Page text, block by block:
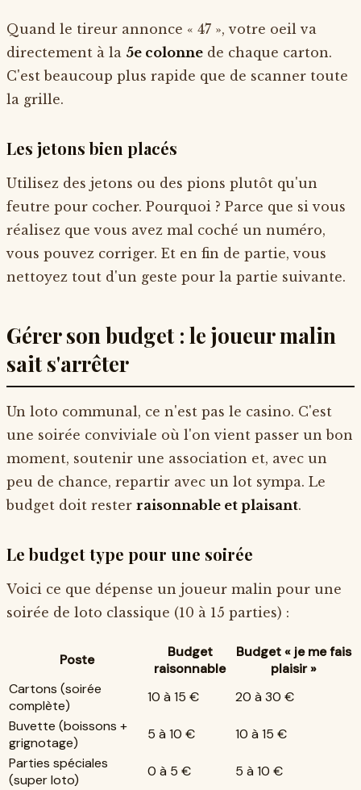
Quand le tireur annonce « 47 », votre oeil va
directement à la 5e colonne de chaque carton.
C'est beaucoup plus rapide que de scanner toute
la grille.
Les jetons bien placés
Utilisez des jetons ou des pions plutôt qu'un
feutre pour cocher. Pourquoi ? Parce que si vous
réalisez que vous avez mal coché un numéro,
vous pouvez corriger. Et en fin de partie, vous
nettoyez tout d'un geste pour la partie suivante.
Gérer son budget : le joueur malin
sait s'arrêter
Un loto communal, ce n'est pas le casino. C'est
une soirée conviviale où l'on vient passer un bon
moment, soutenir une association et, avec un
peu de chance, repartir avec un lot sympa. Le
budget doit rester raisonnable et plaisant.
Le budget type pour une soirée
Voici ce que dépense un joueur malin pour une
soirée de loto classique (10 à 15 parties) :
Poste
Budget
raisonnable
Budget « je me fais
plaisir »
Cartons (soirée
complète)
10 à 15 €
20 à 30 €
Buvette (boissons +
grignotage)
5 à 10 €
10 à 15 €
Parties spéciales
(super loto)
0 à 5 €
5 à 10 €